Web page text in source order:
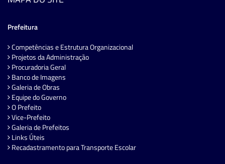
Prefeitura
Competências e Estrutura Organizacional
Projetos da Administração
Procuradoria Geral
Banco de Imagens
Galeria de Obras
Equipe do Governo
O Prefeito
Vice-Prefeito
Galeria de Prefeitos
Links Úteis
Recadastramento para Transporte Escolar